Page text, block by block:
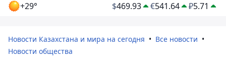
+29° $469.93 €541.64 ₽5.71
Новости Казахстана и мира на сегодня
Все новости
Новости общества